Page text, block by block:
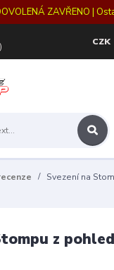
ZAVŘENO |
CZK
Svezení na
z